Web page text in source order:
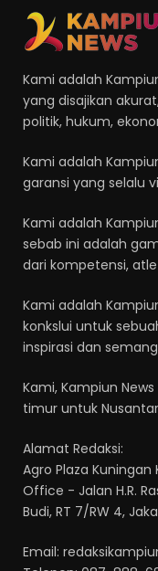
Kami adalah
yang disajikan
politik, hukum,
Kami adalah
garansi yang selalu
Kami adalah
sebab ini adalah
dari kompetensi,
Kami adalah
konkslui untuk
inspirasi dan
Kami, Kampiun
timur untuk
Alamat Redaksi:
Agro Plaza
Office - Jalan H.R.
Budi, RT 7/RW 4,
Email: